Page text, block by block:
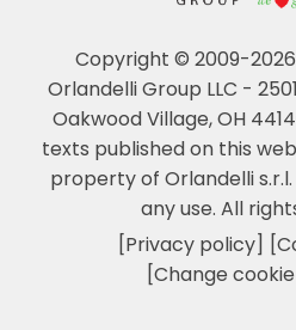
Copyright © 2009-
Orlandelli Group LLC -
Oakwood Village, OH
texts published on this
property of Orlandelli
any use. All
[Privacy policy]
[Change